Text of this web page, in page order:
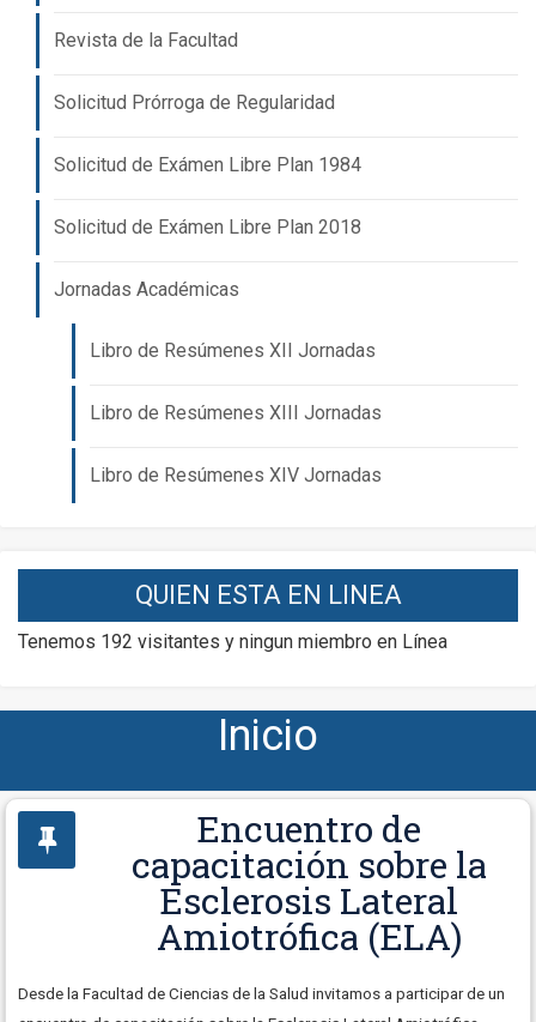
Revista de la Facultad
Solicitud Prórroga de Regularidad
Solicitud de Exámen Libre Plan 1984
Solicitud de Exámen Libre Plan 2018
Jornadas Académicas
Libro de Resúmenes XII Jornadas
Libro de Resúmenes XIII Jornadas
Libro de Resúmenes XIV Jornadas
QUIEN ESTA EN LINEA
Tenemos 192 visitantes y ningun miembro en Línea
Inicio
Encuentro de
capacitación sobre la
Esclerosis Lateral
Amiotrófica (ELA)
Desde la Facultad de Ciencias de la Salud invitamos a participar de un